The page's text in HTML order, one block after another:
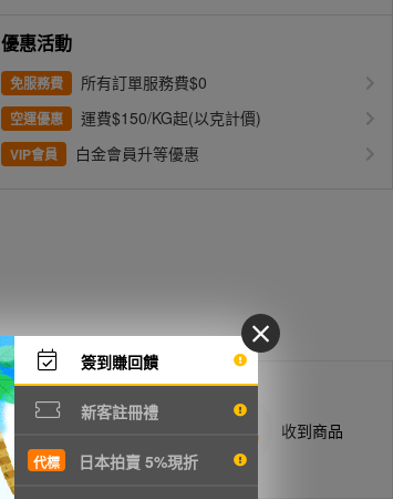
簽到賺回饋
新客註冊禮
代標 日本拍賣 5%現折
優惠活動
免服務費 所有訂單服務費$0
空運優惠 運費$150/KG起(以克計價)
VIP會員 白金會員升等優惠
商品抵台通知出貨 收到商品